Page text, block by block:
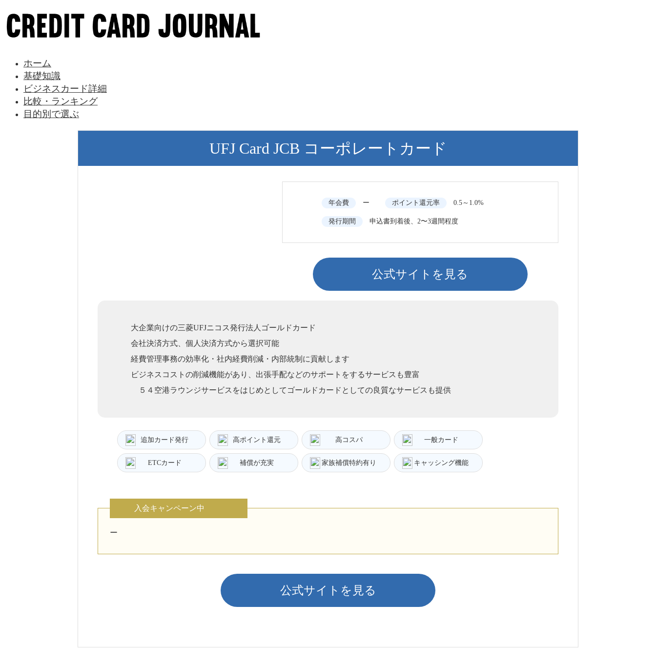
ホーム
基礎知識
ビジネスカード詳細
比較・ランキング
目的別で選ぶ
UFJ Card JCB コーポレートカード
年会費 ー ポイント還元率 0.5～1.0%
発行期間 申込書到着後、2〜3週間程度
公式サイトを見る
大企業向けの三菱UFJニコス発行法人ゴールドカード
会社決済方式、個人決済方式から選択可能
経費管理事務の効率化・社内経費削減・内部統制に貢献します
ビジネスコストの削減機能があり、出張手配などのサポートをするサービスも豊富
５４空港ラウンジサービスをはじめとしてゴールドカードとしての良質なサービスも提供
追加カード発行 高ポイント還元 高コスパ 一般カード
ETCカード 補償が充実 家族補償特約有り キャッシング機能
入会キャンペーン中
ー
公式サイトを見る